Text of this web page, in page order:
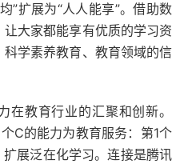
”扩展为“人人能享”。借助数
大家都能享有优质的学习资
学素养教育、教育领域的信
在教育行业的汇聚和创新。
C的能力为教育服务：第1个
展泛在化学习。连接是腾讯